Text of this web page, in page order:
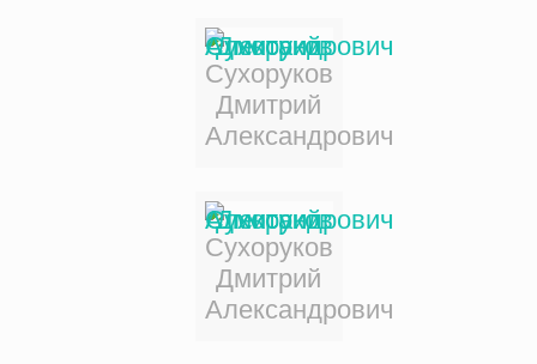
Сухоруков
Дмитрий
Александрович
Сухоруков
Дмитрий
Александрович